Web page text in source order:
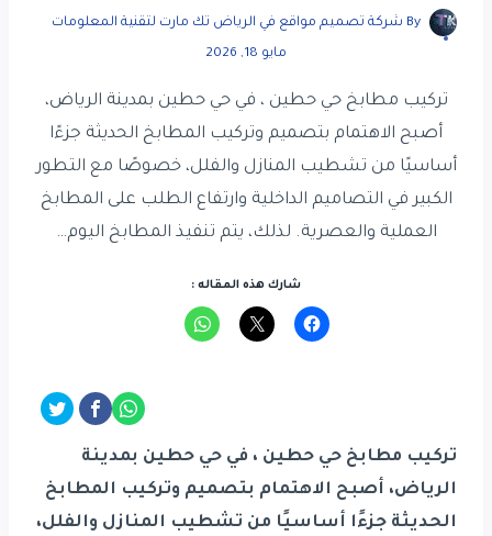
By شركة تصميم مواقع في الرياض تك مارت لتقنية المعلومات
مايو 18, 2026
تركيب مطابخ حي حطين ، في حي حطين بمدينة الرياض،
أصبح الاهتمام بتصميم وتركيب المطابخ الحديثة جزءًا
أساسيًا من تشطيب المنازل والفلل، خصوصًا مع التطور
الكبير في التصاميم الداخلية وارتفاع الطلب على المطابخ
العملية والعصرية. لذلك، يتم تنفيذ المطابخ اليوم…
شارك هذه المقاله :
تركيب مطابخ حي حطين ، في حي حطين بمدينة
الرياض، أصبح الاهتمام بتصميم وتركيب المطابخ
الحديثة جزءًا أساسيًا من تشطيب المنازل والفلل،